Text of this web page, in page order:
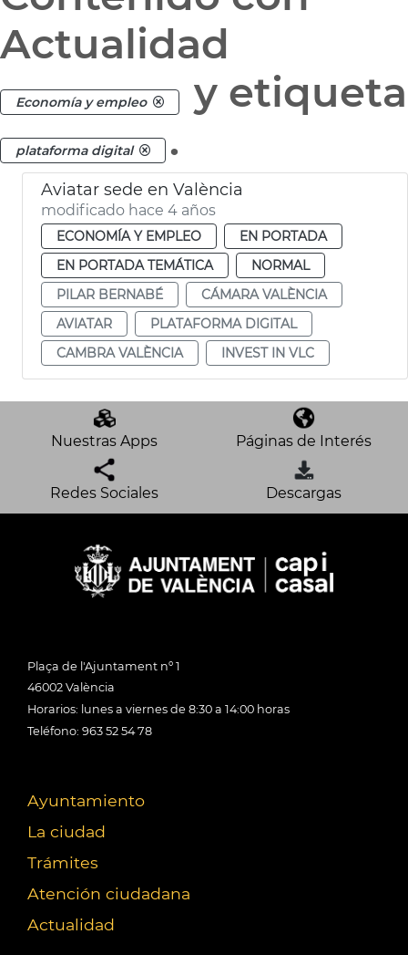
Actualidad
Economía y empleo y etiqueta
plataforma digital .
Aviatar sede en València
modificado hace 4 años
ECONOMÍA Y EMPLEO
EN PORTADA
EN PORTADA TEMÁTICA
NORMAL
PILAR BERNABÉ
CÁMARA VALÈNCIA
AVIATAR
PLATAFORMA DIGITAL
CAMBRA VALÈNCIA
INVEST IN VLC
Nuestras Apps Páginas de Interés
Redes Sociales Descargas
Plaça de l'Ajuntament nº 1
46002 València
Horarios: lunes a viernes de 8:30 a 14:00 horas
Teléfono: 963 52 54 78
Ayuntamiento
La ciudad
Trámites
Atención ciudadana
Actualidad